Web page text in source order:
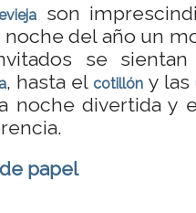
son
del año un
se
, hasta el cotillón y las
noche divertida y
papel